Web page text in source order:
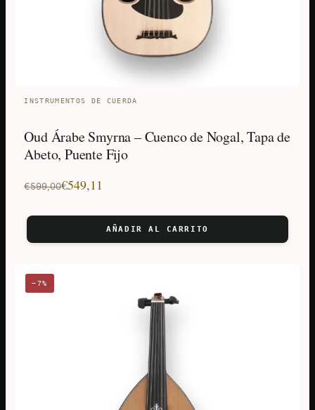
INSTRUMENTOS DE CUERDA
Oud Árabe Smyrna – Cuenco de Nogal, Tapa de
Abeto, Puente Fijo
€599,00
El
€599,00.
€549,11
El
€549,11.
AÑADIR AL CARRITO
−7%